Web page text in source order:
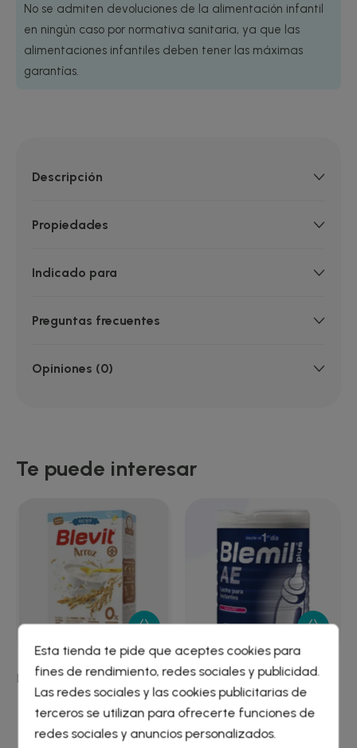
No se admiten devoluciones de la alimentación infantil
en ningún caso por normativa sanitaria, ya que las
alimentaciones infantiles deben tener las máximas
garantías.
Descripción
Propiedades
Indicado para
Preguntas frecuentes
Opiniones (0)
Te puede interesar
BLEVIT CREMA ARROZ 225
GRAMOS
5,62 €
BLEMIL PLUS AE 800 G
30,67 €
Crear lista de deseos
Nombre de la lista de deseos
Iniciar sesión
Esta tienda te pide que aceptes cookies para
fines de rendimiento, redes sociales y publicidad.
Las redes sociales y las cookies publicitarias de
terceros se utilizan para ofrecerte funciones de
redes sociales y anuncios personalizados.